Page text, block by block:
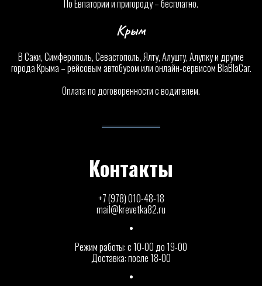
По Евпатории и пригороду – бесплатно.
Крым
В Саки, Симферополь, Севастополь, Ялту, Алушту, Алупку и другие
городаКрыма – рейсовым автобусом или онлайн-сервисом BlaBlaCar.
Оплата по договоренности с водителем.
Контакты
+7 (978) 010-48-18
mail@krevetka82.ru
Режим работы: с 10-00 до 19-00
Доставка: после 18-00